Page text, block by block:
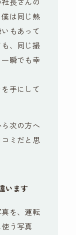
は同じ熱
もあって
、同じ撮
瞬でも幸
手にして
次の方へ
ミだと思
います
を、運転
う写真